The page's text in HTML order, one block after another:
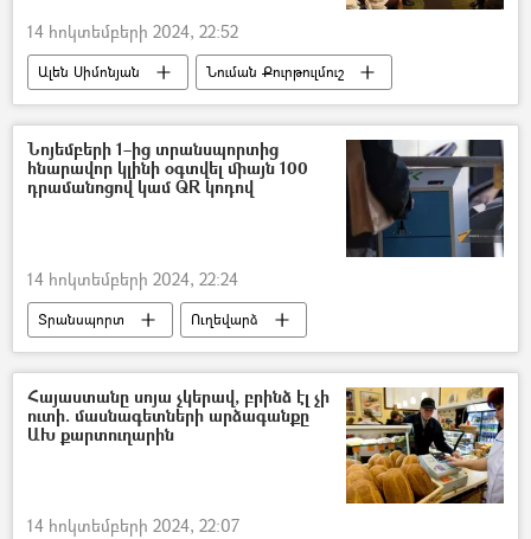
14 հոկտեմբերի 2024, 22:52
Ալեն Սիմոնյան
Նուման Քուրթուլմուշ
Թուրքիա
Հայաստան
Նոյեմբերի 1–ից տրանսպորտից
հնարավոր կլինի օգտվել միայն 100
դրամանոցով կամ QR կոդով
14 հոկտեմբերի 2024, 22:24
Տրանսպորտ
Ուղեվարձ
ավտոբուս
Երևան
Հայաստանը սոյա չկերավ, բրինձ էլ չի
ուտի. մասնագետների արձագանքը
ԱԽ քարտուղարին
14 հոկտեմբերի 2024, 22:07